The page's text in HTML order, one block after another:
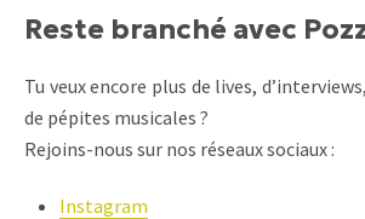
Reste branché avec
Tu veux encore plus de lives,
de pépites musicales ?
Rejoins-nous sur nos réseaux sociaux :
Instagram